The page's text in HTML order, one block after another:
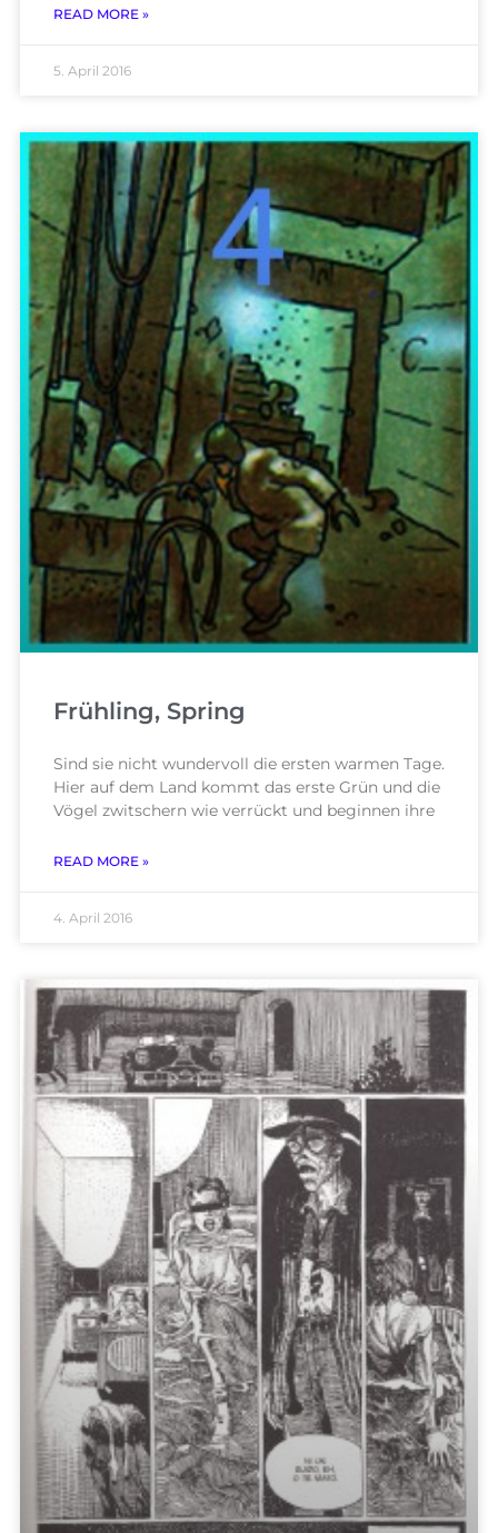
READ MORE »
5. April 2016
Frühling, Spring
Sind sie nicht wundervoll die ersten warmen Tage.
Hier auf dem Land kommt das erste Grün und die
Vögel zwitschern wie verrückt und beginnen ihre
READ MORE »
4. April 2016